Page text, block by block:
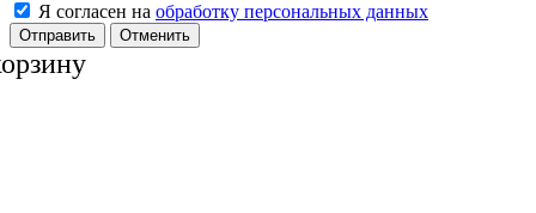
Я согласен на обработку персональных данных
Отменить